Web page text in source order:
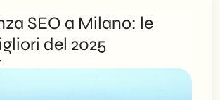
SEO a Milano: le
del 2025